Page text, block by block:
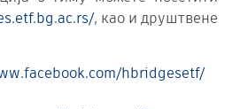
, као и друштвене
hbridgesetf/